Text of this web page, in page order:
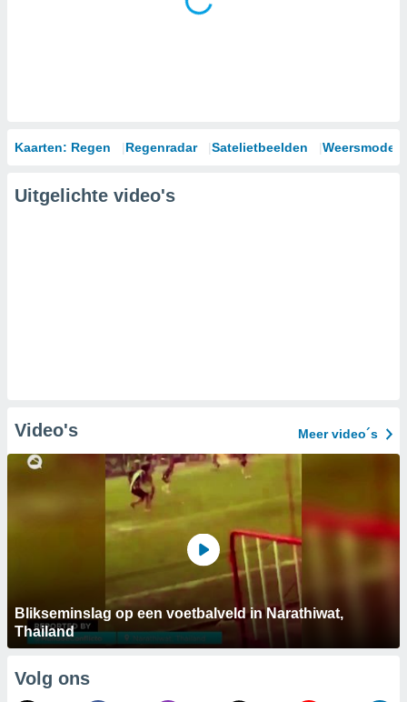
Kaarten: Regen Regenradar Satelietbeelden
Uitgelichte video's
Video's Meer video´s
Blikseminslag op een voetbalveld in Narathiwat,
Thailand
Volg ons